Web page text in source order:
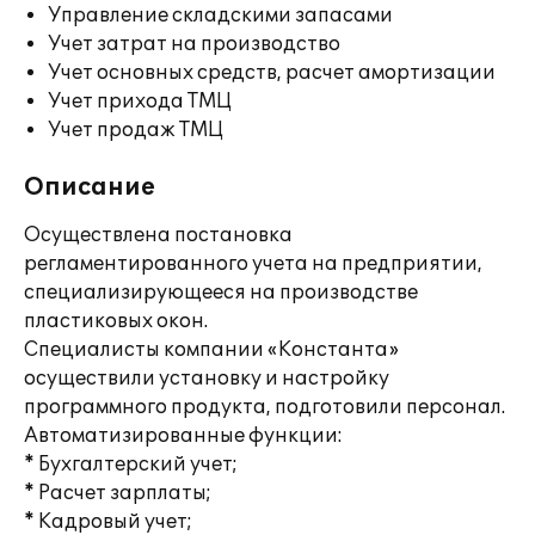
Управление складскими запасами
Учет затрат на производство
Учет основных средств, расчет амортизации
Учет прихода ТМЦ
Учет продаж ТМЦ
Описание
Осуществлена постановка
регламентированного учета на предприятии,
специализирующееся на производстве
пластиковых окон.
Специалисты компании «Константа»
осуществили установку и настройку
программного продукта, подготовили персонал.
Автоматизированные функции:
* Бухгалтерский учет;
* Расчет зарплаты;
* Кадровый учет;